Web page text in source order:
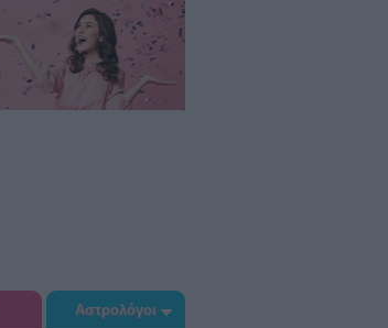
Αστρολόγοι